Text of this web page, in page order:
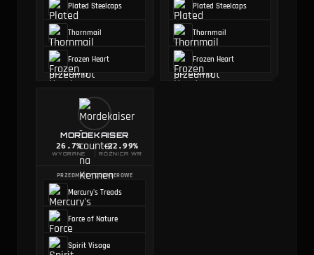
Plated Steelcaps
Thornmail
Frozen Heart
Plated Steelcaps
Thornmail
Frozen Heart
MORDEKAISER
26.7%
WYGRANE
-22.99%
RÓŻNICA WR
PRZEDMIOTY COUNTEROWE
Mercury's Treads
Force of Nature
Spirit Visage